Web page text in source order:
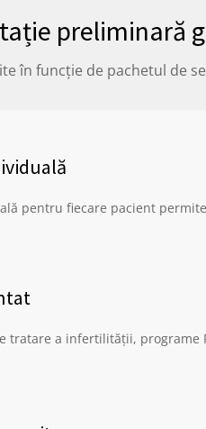
preliminară
în funcție de pachetul de
pentru fiecare pacient
tratare a infertilității, programe